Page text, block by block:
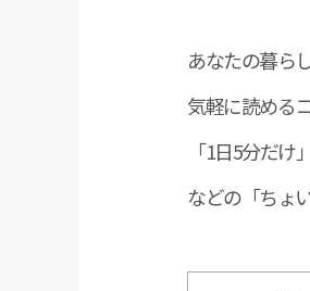
あなたの暮ら
気軽に読める
「1日5分だ
などの「ちょ